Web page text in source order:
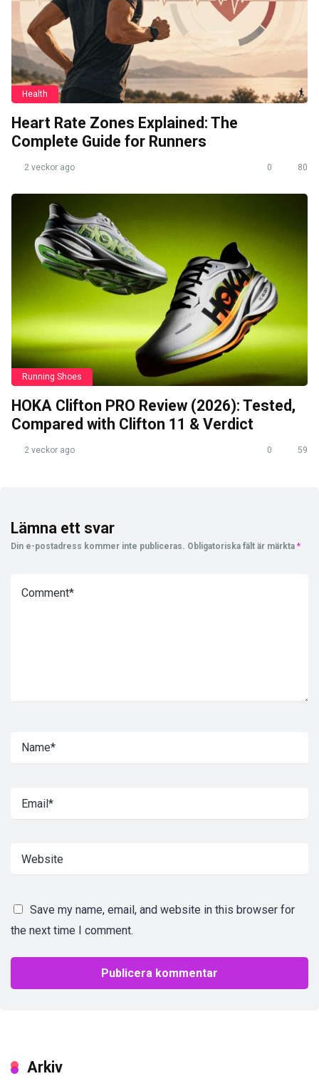
Health
Heart Rate Zones Explained: The
Complete Guide for Runners
2 veckor ago 0 80
Running Shoes
HOKA Clifton PRO Review (2026): Tested,
Compared with Clifton 11 & Verdict
2 veckor ago 0 59
Lämna ett svar
Din e-postadress kommer inte publiceras. Obligatoriska fält är märkta *
Save my name, email, and website in this browser for
the next time I comment.
Arkiv